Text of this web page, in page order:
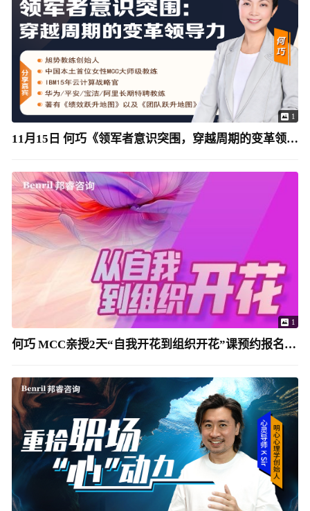
1
11月15日 何巧《领军者意识突围，穿越周期的变革领导力》
1
何巧 MCC亲授2天“自我开花到组织开花”课预约报名-2026年